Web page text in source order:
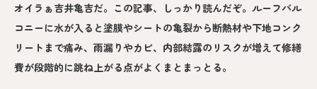
オイラぁ吉井亀吉だ。この記事、しっかり読んだぞ。ルーフバル
コニーに水が入ると塗膜やシートの亀裂から断熱材や下地コンク
リートまで痛み、雨漏りやカビ、内部結露のリスクが増えて修繕
費が段階的に跳ね上がる点がよくまとまっとる。